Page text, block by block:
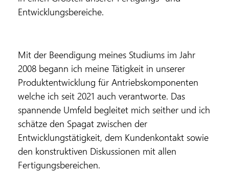
Entwicklungsbereiche.
Mit der Beendigung meines Studiums im Jahr
2008 begann ich meine Tätigkeit in unserer
Produktentwicklung für Antriebskomponenten
welche ich seit 2021 auch verantworte. Das
spannende Umfeld begleitet mich seither und ich
schätze den Spagat zwischen der
Entwicklungstätigkeit, dem Kundenkontakt sowie
den konstruktiven Diskussionen mit allen
Fertigungsbereichen.